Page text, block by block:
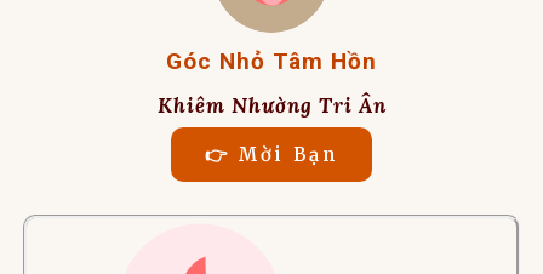
Góc Nhỏ Tâm Hồn
Khiêm Nhường Tri Ân
👉 Mời Bạn